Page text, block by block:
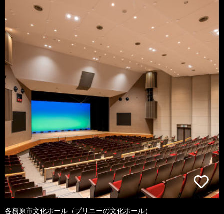
各務原市文化ホール（プリニーの文化ホール）